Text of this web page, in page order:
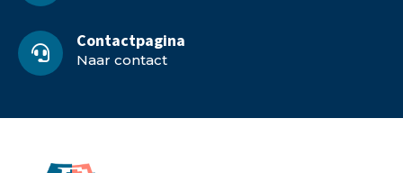
Contactpagina
Naar contact